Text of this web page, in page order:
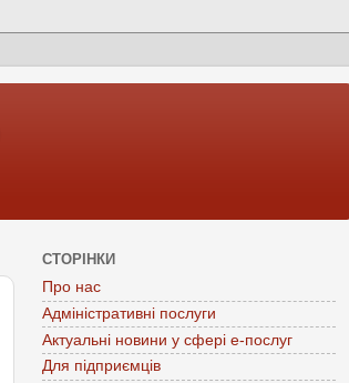
СТОРІНКИ
Про нас
Адміністративні послуги
Актуальні новини у сфері е-послуг
Для підприємців